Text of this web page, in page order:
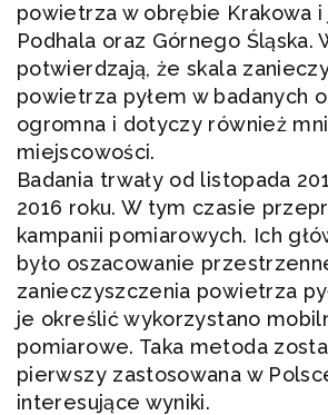
powietrza w obrębie Krakowa
Podhala oraz Górnego Śląska.
potwierdzają, że skala
powietrza pyłem w badanych
ogromna i dotyczy również
miejscowości.
Badania trwały od listopada
2016 roku. W tym czasie
kampanii pomiarowych. Ich
było oszacowanie
zanieczyszczenia powietrza
je określić wykorzystano
pomiarowe. Taka metoda
pierwszy zastosowana w
interesujące wyniki.